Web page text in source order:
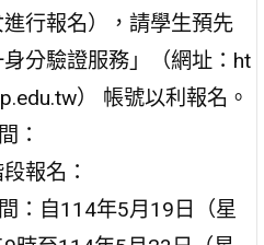
行報名），請學生預先
分驗證服務」（網址：ht
） 帳號以利報名。
：
報名：
：自114年5月19日（星